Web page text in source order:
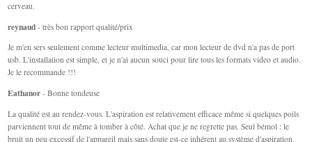
cerveau.
reynaud - très bon rapport qualité/prix
Je m'en sers seulement comme lecteur multimedia, car mon lecteur de dvd n'a pas de port
usb. L'installation est simple, et je n'ai aucun souci pour lire tous les formats video et audio.
Je le recommande !!!
Eathanor - Bonne tondeuse
La qualité est au rendez-vous. L'aspiration est relativement efficace même si quelques poils
parviennent tout de même à tomber à côté. Achat que je ne regrette pas. Seul bémol : le
bruit un peu excessif de l'appareil mais sans doute est-ce inhérent au système d'aspiration.